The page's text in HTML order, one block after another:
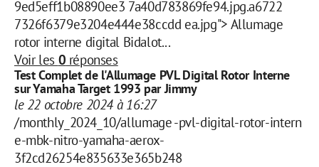
9ed5eff1b08890ee3 7a40d783869fe94.jpg.a6722
7326f6379e3204e444e38ccdd ea.jpg"> Allumage
rotor interne digital Bidalot...
Voir les 0 réponses
Test Complet de l'Allumage PVL Digital Rotor Interne
sur Yamaha Target 1993 par Jimmy
le 22 octobre 2024 à 16:27
/monthly_2024_10/allumage -pvl-digital-rotor-intern
e-mbk-nitro-yamaha-aerox-
3f2cd26254e835633e365b248